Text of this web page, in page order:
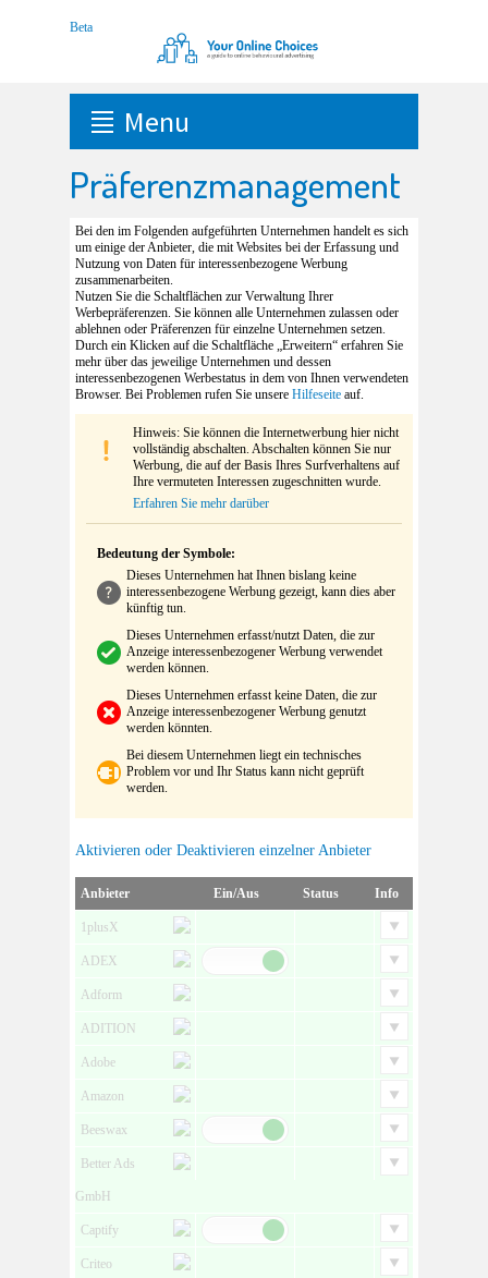
Menu
Präferenzmanagement
Bei den im Folgenden aufgeführten Unternehmen handelt es sich
um einige der Anbieter, die mit Websites bei der Erfassung und
Nutzung von Daten für interessenbezogene Werbung
zusammenarbeiten.
Nutzen Sie die Schaltflächen zur Verwaltung Ihrer
Werbepräferenzen. Sie können alle Unternehmen zulassen oder
ablehnen oder Präferenzen für einzelne Unternehmen setzen.
Durch ein Klicken auf die Schaltfläche „Erweitern“ erfahren Sie
mehr über das jeweilige Unternehmen und dessen
interessenbezogenen Werbestatus in dem von Ihnen verwendeten
Browser. Bei Problemen rufen Sie unsere Hilfeseite auf.
Hinweis: Sie können die Internetwerbung hier nicht
vollständig abschalten. Abschalten können Sie nur
Werbung, die auf der Basis Ihres Surfverhaltens auf
Ihre vermuteten Interessen zugeschnitten wurde.
Erfahren Sie mehr darüber
Bedeutung der Symbole:
Dieses Unternehmen hat Ihnen bislang keine
interessenbezogene Werbung gezeigt, kann dies aber
künftig tun.
Dieses Unternehmen erfasst/nutzt Daten, die zur
Anzeige interessenbezogener Werbung verwendet
werden können.
Dieses Unternehmen erfasst keine Daten, die zur
Anzeige interessenbezogener Werbung genutzt
werden könnten.
Bei diesem Unternehmen liegt ein technisches
Problem vor und Ihr Status kann nicht geprüft
werden.